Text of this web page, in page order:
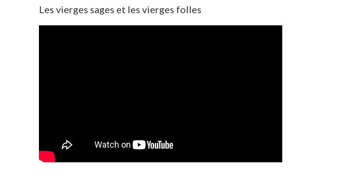
Les vierges sages et les vierges folles